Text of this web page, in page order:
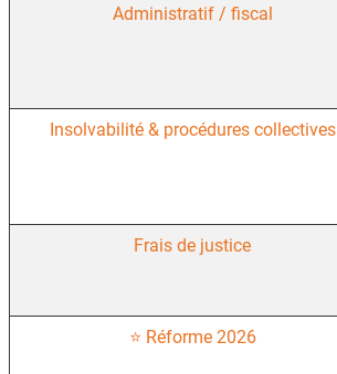
Administratif / fiscal
Insolvabilité & procédures collectives
Frais de justice
⭐ Réforme 2026